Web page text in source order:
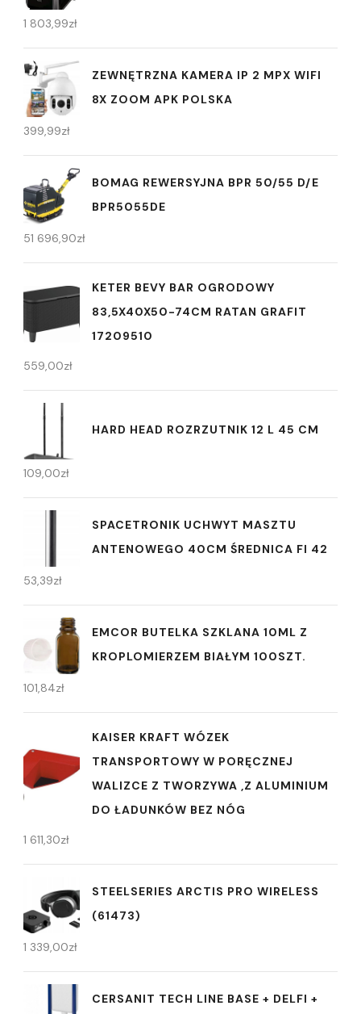
1 803,99zł
ZEWNĘTRZNA KAMERA IP 2 MPX WIFI
8X ZOOM APK POLSKA
399,99zł
BOMAG REWERSYJNA BPR 50/55 D/E
BPR5055DE
51 696,90zł
KETER BEVY BAR OGRODOWY
83,5X40X50-74CM RATAN GRAFIT
17209510
559,00zł
HARD HEAD ROZRZUTNIK 12 L 45 CM
109,00zł
SPACETRONIK UCHWYT MASZTU
ANTENOWEGO 40CM ŚREDNICA FI 42
53,39zł
EMCOR BUTELKA SZKLANA 10ML Z
KROPLOMIERZEM BIAŁYM 100SZT.
101,84zł
KAISER KRAFT WÓZEK
TRANSPORTOWY W PORĘCZNEJ
WALIZCE Z TWORZYWA ,Z ALUMINIUM
DO ŁADUNKÓW BEZ NÓG
1 611,30zł
STEELSERIES ARCTIS PRO WIRELESS
(61473)
1 339,00zł
CERSANIT TECH LINE BASE + DELFI +